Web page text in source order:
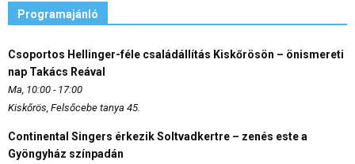
Programajánló
Csoportos Hellinger-féle családállítás Kiskőrösön – önismereti
nap Takács Reával
Ma, 10:00 - 17:00
Kiskőrös, Felsőcebe tanya 45.
Continental Singers érkezik Soltvadkertre – zenés este a
Gyöngyház színpadán